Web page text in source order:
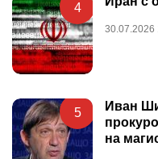
4
30.07.2026
5
Иван
на